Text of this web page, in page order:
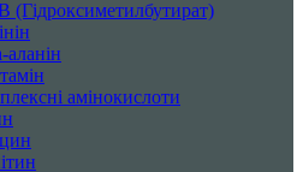
(Гідроксиметилбутират)
аланін
амінокислоти